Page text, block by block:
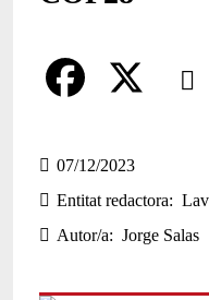
Comparteix
a
c
e
07/12/2023
Entitat redactora
Autor/a
Jorge Salas